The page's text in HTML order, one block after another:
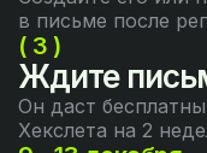
в письме после
( 3 )
Ждите
Он даст
Хекслета на 2